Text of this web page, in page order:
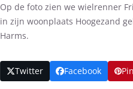
Op de foto zien we wielrenner
in zijn woonplaats Hoogezand
Harms.
Twitter Facebook